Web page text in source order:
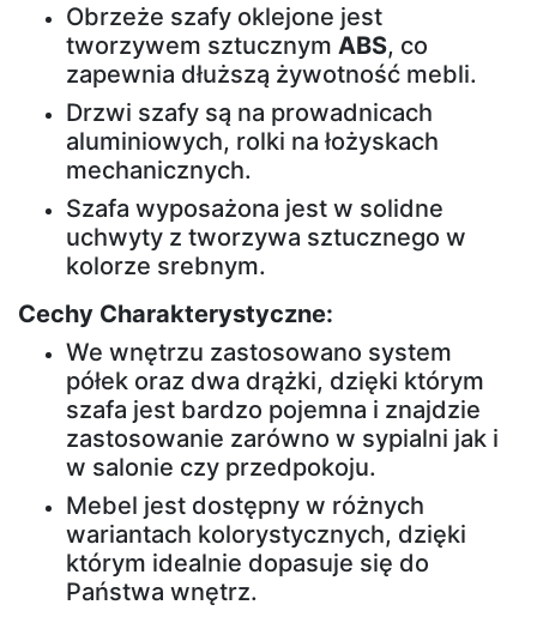
Szafy
otwierane
Ławki
Ławki
tapicerowane
Sofy
Sofy
skandynawskie
Pufy
Pufy
Obrzeże szafy oklejone jest
tworzywem sztucznym ABS, co
zapewnia dłuższą żywotność mebli.
Drzwi szafy są na prowadnicach
aluminiowych, rolki na łożyskach
mechanicznych.
Szafa wyposażona jest w solidne
uchwyty z tworzywa sztucznego w
kolorze srebnym.
Cechy Charakterystyczne:
We wnętrzu zastosowano system
półek oraz dwa drążki, dzięki którym
szafa jest bardzo pojemna i znajdzie
zastosowanie zarówno w sypialni jak i
w salonie czy przedpokoju.
Mebel jest dostępny w różnych
wariantach kolorystycznych, dzięki
którym idealnie dopasuje się do
Państwa wnętrz.